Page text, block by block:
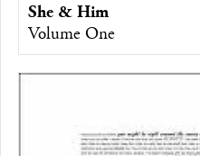
She & Him
Volume One